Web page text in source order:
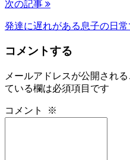
次の記事
発達に遅れがある息子の日常
コメントする
メールアドレスが公開される
ている欄は必須項目です
コメント ※